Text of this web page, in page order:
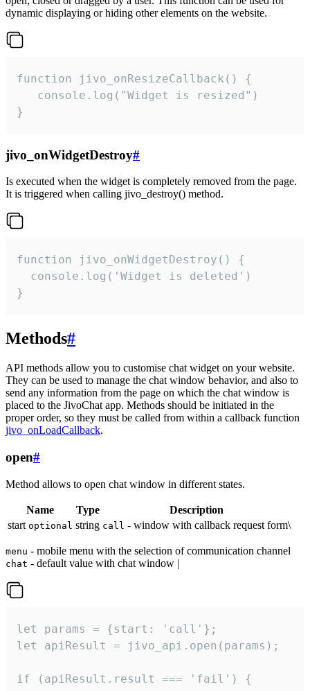
dynamic displaying or hiding other elements on the website.
function jivo_onResizeCallback() {
   console.log("Widget is resized")
}
jivo_onWidgetDestroy#
Is executed when the widget is completely removed from the page.
It is triggered when calling jivo_destroy() method.
function jivo_onWidgetDestroy() {
  console.log('Widget is deleted')
}
Methods#
API methods allow you to customise chat widget on your website.
They can be used to manage the chat window behavior, and also to
send any information from the page on which the chat window is
placed to the JivoChat app. Methods should be initiated in the
proper order, so they must be called from within a callback function
jivo_onLoadCallback.
open#
Method allows to open chat window in different states.
Name Type
Description
start optional string call - window with callback request form\
menu - mobile menu with the selection of communication channel
chat - default value with chat window |
let params = {start: 'call'};
let apiResult = jivo_api.open(params);
if (apiResult.result === 'fail') {